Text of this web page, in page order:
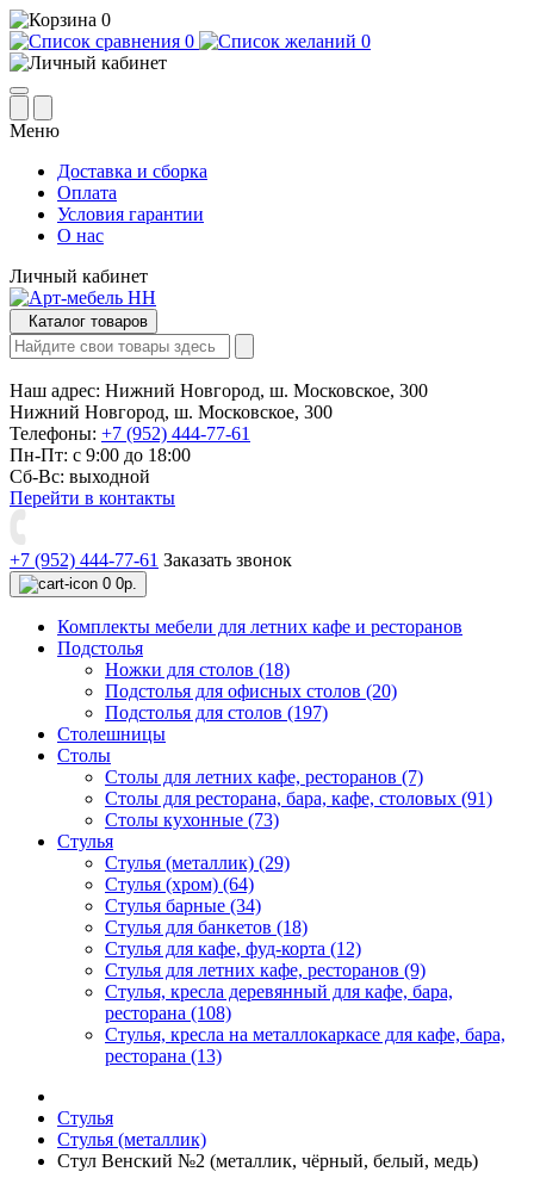
0
0
0
Меню
Доставка и сборка
Оплата
Условия гарантии
О нас
Личный кабинет
Каталог товаров
Наш адрес: Нижний Новгород, ш. Московское, 300
Нижний Новгород, ш. Московское, 300
Телефоны: +7 (952) 444-77-61
Пн-Пт: с 9:00 до 18:00
Сб-Вс: выходной
Перейти в контакты
+7 (952) 444-77-61 Заказать звонок
0 0р.
Комплекты мебели для летних кафе и ресторанов
Подстолья
Ножки для столов (18)
Подстолья для офисных столов (20)
Подстолья для столов (197)
Столешницы
Столы
Столы для летних кафе, ресторанов (7)
Столы для ресторана, бара, кафе, столовых (91)
Столы кухонные (73)
Стулья
Стулья (металлик) (29)
Стулья (хром) (64)
Стулья барные (34)
Стулья для банкетов (18)
Стулья для кафе, фуд-корта (12)
Стулья для летних кафе, ресторанов (9)
Стулья, кресла деревянный для кафе, бара,
ресторана (108)
Стулья, кресла на металлокаркасе для кафе, бара,
ресторана (13)
Стулья
Стулья (металлик)
Стул Венский №2 (металлик, чёрный, белый, медь)